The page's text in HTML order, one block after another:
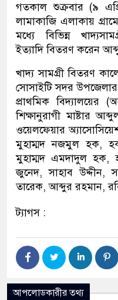
গতকাল শুক্রবার (৯
লামাকাজি এলাকায়
মধ্যে বিভিন্ন
ইত্যাদি বিতরণ করেন
খাদ্য সামগ্রী বিতরণ
সোসাইটি সদর
প্রাথমিক বিদ্যালয়ের
শিক্ষানুরাগী মাষ্টার
ওয়েলফেয়ার
মুহাম্মদ নজমুল হক,
মুহাম্মদ এমদাদুল হক,
জুনেদ, সাহাব উদ্দীন,
তারেক, আব্দুর রহমান,
ট্যাগস :
আপলোডকারীর তথ্য